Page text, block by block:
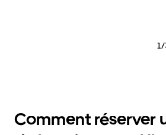
Comment réserver